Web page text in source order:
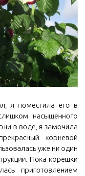
я поместила его в
насыщенного
в воде, я замочила
корневой
уже ни один
Пока корешки
приготовлением